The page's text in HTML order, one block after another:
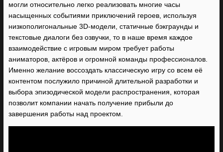
могли относительно легко реализовать многие часы
насыщенных событиями приключений героев, используя
низкополигональные 3D-модели, статичные бэкграунды и
текстовые диалоги без озвучки, то в наше время каждое
взаимодействие с игровым миром требует работы
аниматоров, актёров и огромной команды профессионалов.
Именно желание воссоздать классическую игру со всем её
контентом послужило причиной длительной разработки и
выбора эпизодической модели распространения, которая
позволит компании начать получение прибыли до
завершения работы над проектом.